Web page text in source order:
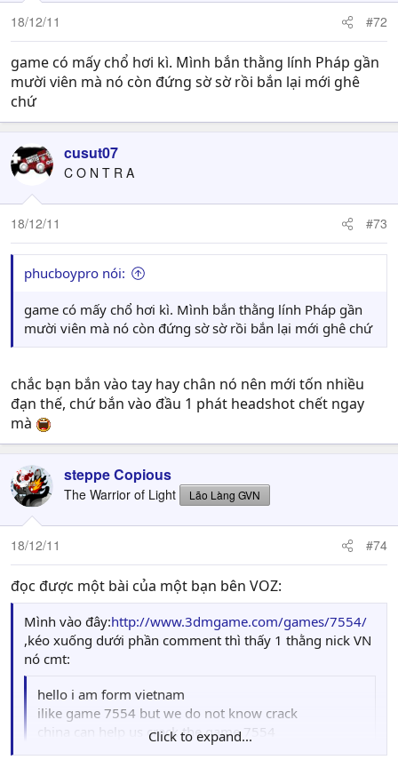
18/12/11 #72
game có mấy chổ hơi kì. Mình bắn thằng lính Pháp gần
mười viên mà nó còn đứng sờ sờ rồi bắn lại mới ghê
chứ
cusut07
C O N T R A
18/12/11 #73
phucboypro nói:
game có mấy chổ hơi kì. Mình bắn thằng lính Pháp gần
mười viên mà nó còn đứng sờ sờ rồi bắn lại mới ghê chứ
chắc bạn bắn vào tay hay chân nó nên mới tốn nhiều
đạn thế, chứ bắn vào đầu 1 phát headshot chết ngay
mà
steppe Copious
The Warrior of Light Lão Làng GVN
18/12/11 #74
đọc được một bài của một bạn bên VOZ:
Mình vào đây:http://www.3dmgame.com/games/7554/
,kéo xuống dưới phần comment thì thấy 1 thằng nick VN
nó cmt:
hello i am form vietnam
ilike game 7554 but we do not know crack
china can help us crack the game 7554
Click to expand...
Click to expand...